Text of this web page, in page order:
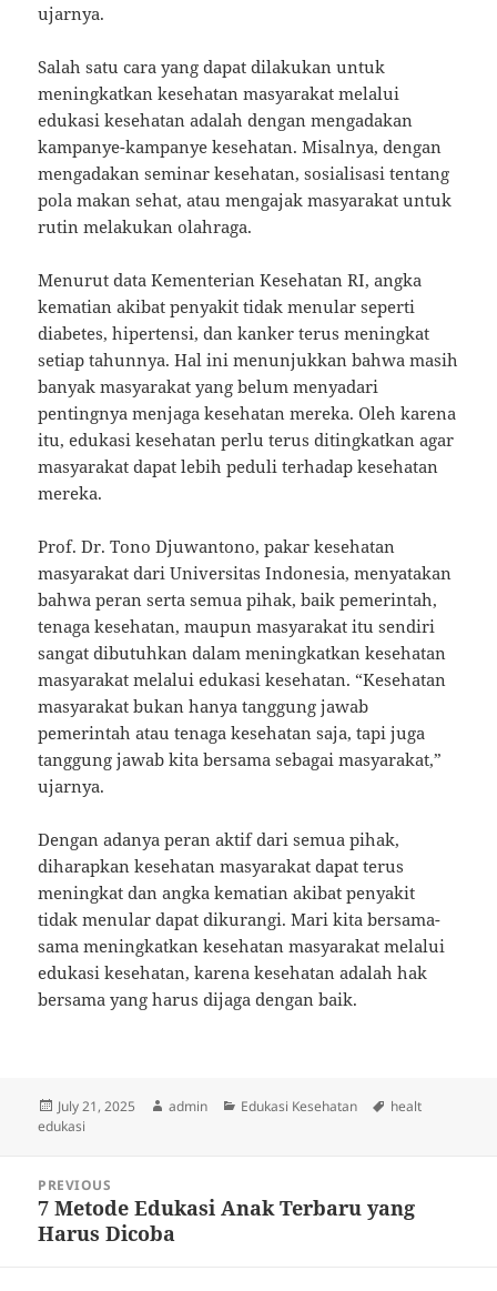
ujarnya.
Salah satu cara yang dapat dilakukan untuk
meningkatkan kesehatan masyarakat melalui
edukasi kesehatan adalah dengan mengadakan
kampanye-kampanye kesehatan. Misalnya, dengan
mengadakan seminar kesehatan, sosialisasi tentang
pola makan sehat, atau mengajak masyarakat untuk
rutin melakukan olahraga.
Menurut data Kementerian Kesehatan RI, angka
kematian akibat penyakit tidak menular seperti
diabetes, hipertensi, dan kanker terus meningkat
setiap tahunnya. Hal ini menunjukkan bahwa masih
banyak masyarakat yang belum menyadari
pentingnya menjaga kesehatan mereka. Oleh karena
itu, edukasi kesehatan perlu terus ditingkatkan agar
masyarakat dapat lebih peduli terhadap kesehatan
mereka.
Prof. Dr. Tono Djuwantono, pakar kesehatan
masyarakat dari Universitas Indonesia, menyatakan
bahwa peran serta semua pihak, baik pemerintah,
tenaga kesehatan, maupun masyarakat itu sendiri
sangat dibutuhkan dalam meningkatkan kesehatan
masyarakat melalui edukasi kesehatan. “Kesehatan
masyarakat bukan hanya tanggung jawab
pemerintah atau tenaga kesehatan saja, tapi juga
tanggung jawab kita bersama sebagai masyarakat,”
ujarnya.
Dengan adanya peran aktif dari semua pihak,
diharapkan kesehatan masyarakat dapat terus
meningkat dan angka kematian akibat penyakit
tidak menular dapat dikurangi. Mari kita bersama-
sama meningkatkan kesehatan masyarakat melalui
edukasi kesehatan, karena kesehatan adalah hak
bersama yang harus dijaga dengan baik.
Posted
on
July 21, 2025 Author
admin Categories
Edukasi Kesehatan Tags
healt
edukasi
navigation
PREVIOUS
Previous
post:
7 Metode Edukasi Anak Terbaru yang
Harus Dicoba